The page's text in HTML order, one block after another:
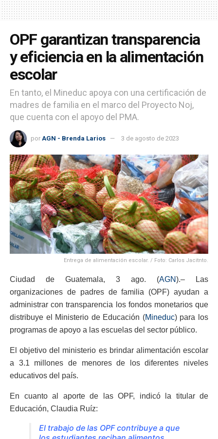
OPF garantizan transparencia
y eficiencia en la alimentación
escolar
En tanto, el Mineduc apoya con una certificación de
madres de familia en el marco del Proyecto Noj,
que cuenta con el apoyo del PMA.
por AGN - Brenda Larios 3 de agosto de 2023
Entrega de alimentación escolar. / Foto: Carlos Jacitnto.
Ciudad de Guatemala, 3 ago. (AGN).– Las
organizaciones de padres de familia (OPF) ayudan a
administrar con transparencia los fondos monetarios que
distribuye el Ministerio de Educación (Mineduc) para los
programas de apoyo a las escuelas del sector público.
El objetivo del ministerio es brindar alimentación escolar
a 3.1 millones de menores de los diferentes niveles
educativos del país.
En cuanto al aporte de las OPF, indicó la titular de
Educación, Claudia Ruíz:
El trabajo de las OPF contribuye a que